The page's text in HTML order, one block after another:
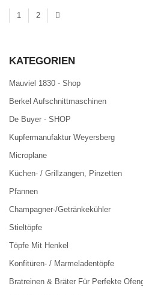
1 2
KATEGORIEN
Mauviel 1830 - Shop
Berkel Aufschnittmaschinen
De Buyer - SHOP
Kupfermanufaktur Weyersberg
Microplane
Küchen- / Grillzangen, Pinzetten
Pfannen
Champagner-/Getränkekühler
Stieltöpfe
Töpfe Mit Henkel
Konfitüren- / Marmeladentöpfe
Bratreinen & Bräter Für Perfekte